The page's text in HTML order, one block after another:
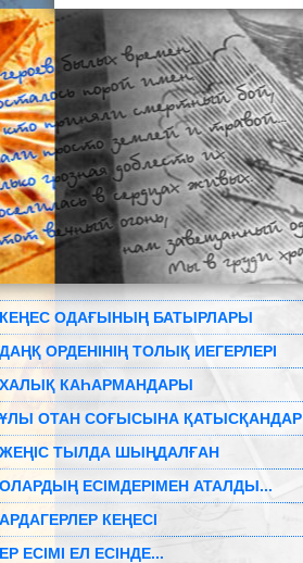
КЕҢЕС ОДАҒЫНЫҢ БАТЫРЛАРЫ
ДАҢҚ ОРДЕНІНІҢ ТОЛЫҚ ИЕГЕРЛЕРІ
ХАЛЫҚ КАҺАРМАНДАРЫ
ҰЛЫ ОТАН СОҒЫСЫНА ҚАТЫСҚАНДАР
ЖЕҢІС ТЫЛДА ШЫҢДАЛҒАН
ОЛАРДЫҢ ЕСІМДЕРІМЕН АТАЛДЫ...
АРДАГЕРЛЕР КЕҢЕСІ
ЕР ЕСІМІ ЕЛ ЕСІНДЕ...